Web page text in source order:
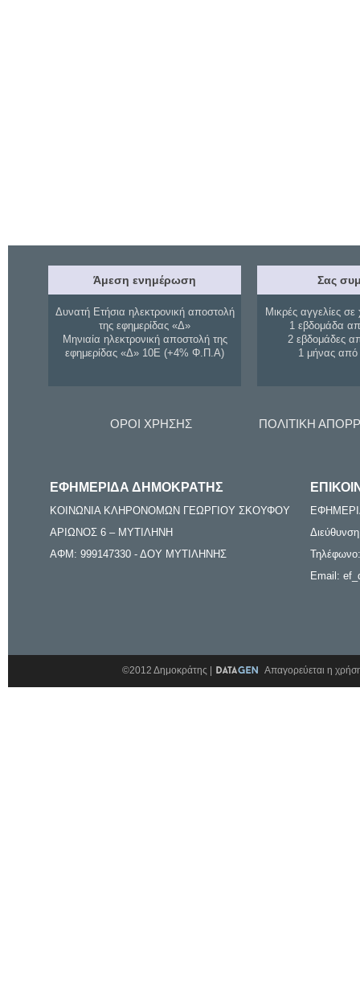
Άμεση ενημέρωση
Δυνατή Ετήσια ηλεκτρονική αποστολή
της εφημερίδας «Δ»
Μηνιαία ηλεκτρονική αποστολή της
εφημερίδας «Δ» 10Ε (+4% Φ.Π.Α)
Σας
Μικρές αγγελίες σε
1 εβδομάδα
2 εβδομάδες
1 μήνας
ΟΡΟΙ ΧΡΗΣΗΣ ΠΟΛΙΤΙΚΗ
ΕΦΗΜΕΡΙΔΑ ΔΗΜΟΚΡΑΤΗΣ
ΚΟΙΝΩΝΙΑ ΚΛΗΡΟΝΟΜΩΝ ΓΕΩΡΓΙΟΥ ΣΚΟΥΦΟΥ
ΑΡΙΩΝΟΣ 6 – ΜΥΤΙΛΗΝΗ
ΑΦΜ: 999147330 - ΔΟΥ ΜΥΤΙΛΗΝΗΣ
Email:
©2012 Δημοκράτης | Απαγορεύεται η